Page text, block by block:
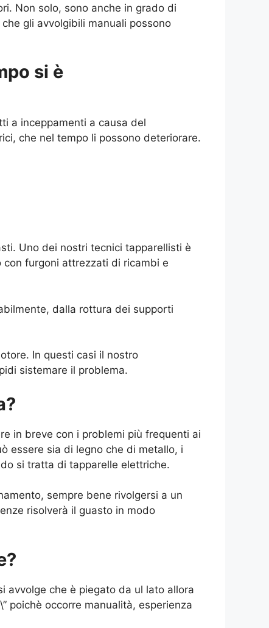
Non solo, sono anche in grado di
gli avvolgibili manuali possono
si è
a inceppamenti a causa del
che nel tempo li possono deteriorare.
Uno dei nostri tecnici tapparellisti è
furgoni attrezzati di ricambi e
dalla rottura dei supporti
In questi casi il nostro
sistemare il problema.
in breve con i problemi più frequenti ai
essere sia di legno che di metallo, i
si tratta di tapparelle elettriche.
sempre bene rivolgersi a un
risolverà il guasto in modo
avvolge che è piegato da ul lato allora
poichè occorre manualità, esperienza